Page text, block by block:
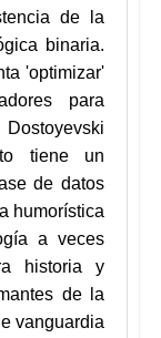
de la
binaria.
'optimizar'
para
tiene un
de datos
humorística
a veces
historia y
de la
vanguardia